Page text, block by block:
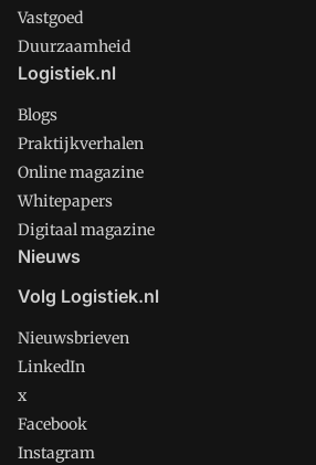
Vastgoed
Duurzaamheid
Logistiek.nl
Blogs
Praktijkverhalen
Online magazine
Whitepapers
Digitaal magazine
Nieuws
Volg Logistiek.nl
Nieuwsbrieven
LinkedIn
x
Facebook
Instagram